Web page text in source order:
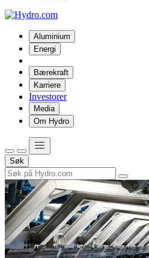
Aluminium
Energi
Bærekraft
Karriere
Investorer
Media
Om Hydro
Søk